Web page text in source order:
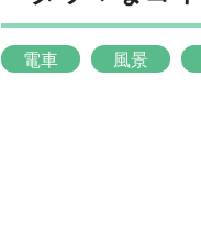
電車 風景